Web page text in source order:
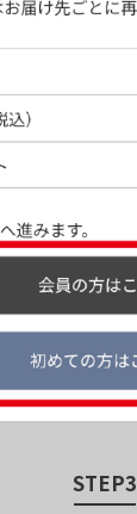
STEP3